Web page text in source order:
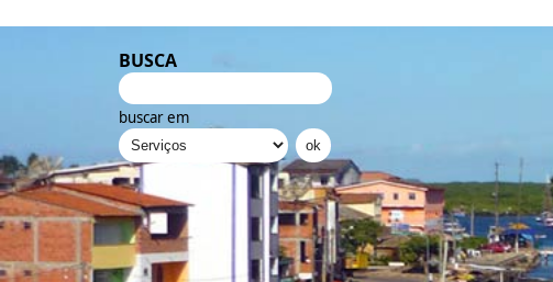
BUSCA
buscar em